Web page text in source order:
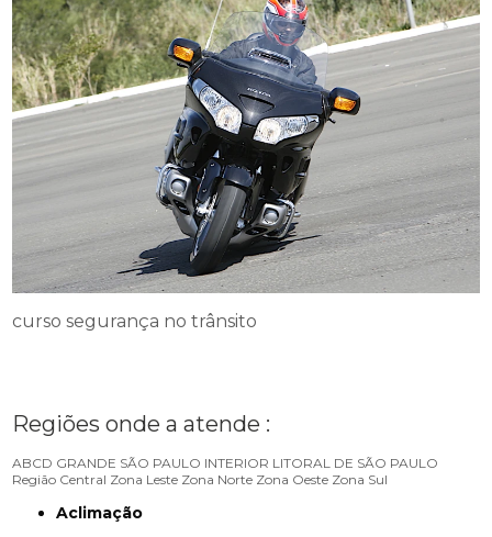
curso segurança no trânsito
Regiões onde a atende :
ABCD GRANDE SÃO PAULO INTERIOR LITORAL DE SÃO PAULO
Região Central Zona Leste Zona Norte Zona Oeste Zona Sul
Aclimação